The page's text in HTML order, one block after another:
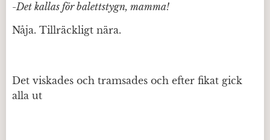
-Det kallas för balettstygn, mamma!
Nåja. Tillräckligt nära.
Det viskades och tramsades och efter fikat gick
alla ut